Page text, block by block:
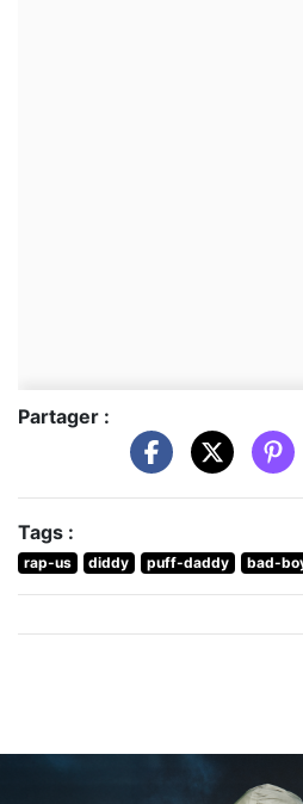
Partager :
Tags :
rap-us diddy puff-daddy bad-